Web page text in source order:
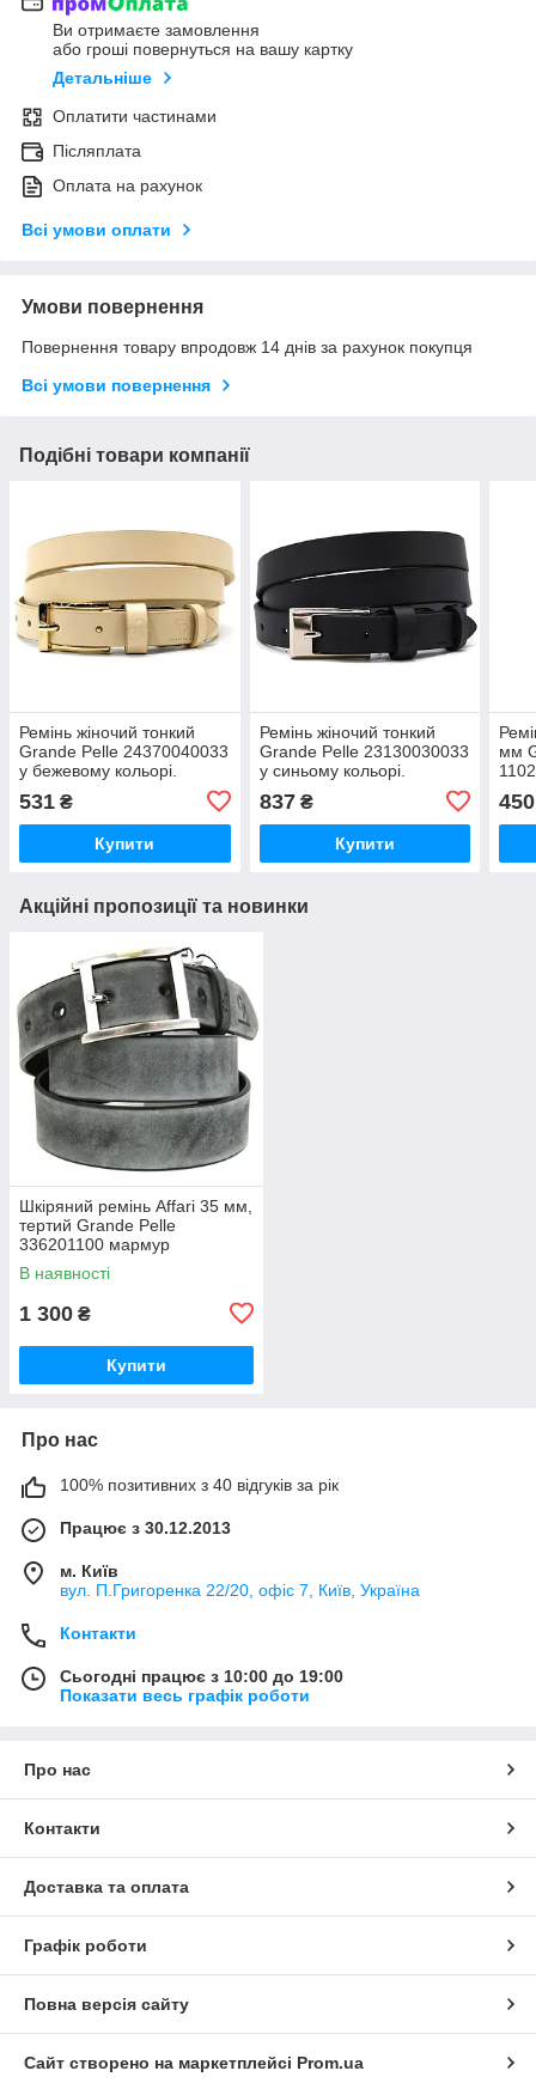
Ви отримаєте замовлення
або гроші повернуться на вашу картку
Детальніше
Оплатити частинами
Післяплата
Оплата на рахунок
Всі умови оплати
Умови повернення
Повернення товару впродовж 14 днів за рахунок покупця
Всі умови повернення
Подібні товари компанії
Ремінь жіночий тонкий
Grande Pelle 24370040033
у бежевому кольорі.
531 ₴
Купити
Ремінь жіночий тонкий
Grande Pelle 23130030033
у синьому кольорі.
837₴
Купити
мм
450
Акційні пропозиції та новинки
Шкіряний ремінь Affari 35 мм,
тертий Grande Pelle
336201100 мармур
В наявності
1 300 ₴
Купити
Про нас
100% позитивних з 40 відгуків за рік
Працює з 30.12.2013
м. Київ
вул. П.Григоренка 22/20, офіс 7, Київ, Україна
Контакти
Сьогодні працює з 10:00 до 19:00
Показати весь графік роботи
Про нас
Контакти
Доставка та оплата
Графік роботи
Повна версія сайту
Сайт створено на маркетплейсі Prom.ua